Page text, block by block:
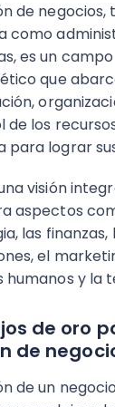
de negocios,
como
es un campo
que
de los
para lograr
visión
aspectos
las finanzas,
el
humanos y la
de oro
de
de un